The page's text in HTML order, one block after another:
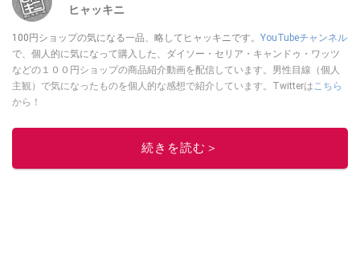
ヒャッキニ
100円ショップの気になる一品、略してヒャッキニです。 YouTubeチャンネル
で、個人的に気になって購入した、ダイソー・セリア・キャンドゥ・ワッツ
などの１００円ショップの商品紹介動画を配信しています。男性目線（個人
主観）で気になったものを個人的な感想で紹介しています。Twitterはこちら
から！
このイチオシストの他の記事を読む
続きを読む＞